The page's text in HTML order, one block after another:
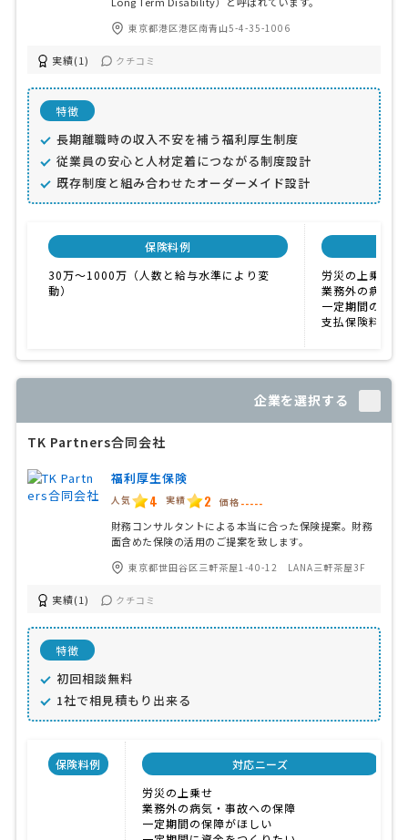
東京都港区港区南青山5-4-35-1006
実績(1) クチコミ
特徴
長期離職時の収入不安を補う福利厚生制度
従業員の安心と人材定着につながる制度設計
既存制度と組み合わせたオーダーメイド設計
保険料例
30万〜1000万（人数と給与水準により変
動）
労災の上乗せ
業務外の病気
一定期間の保障
支払保険料の
企業を選択する
TK Partners合同会社
福利厚生保険
人気 4 実績 2 価格 -----
財務コンサルタントによる本当に合った保険提案。財務
面含めた保険の活用のご提案を致します。
東京都世田谷区三軒茶屋1-40-12 LANA三軒茶屋3F
実績(1) クチコミ
特徴
初回相談無料
1社で相見積もり出来る
保険料例
対応ニーズ
労災の上乗せ
業務外の病気・事故への保障
一定期間の保障がほしい